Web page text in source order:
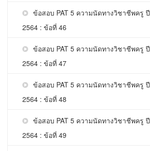
ข้อสอบ PAT 5 ความนัดทางวิชาชีพครู ปี
2564 : ข้อที่ 46
ข้อสอบ PAT 5 ความนัดทางวิชาชีพครู ปี
2564 : ข้อที่ 47
ข้อสอบ PAT 5 ความนัดทางวิชาชีพครู ปี
2564 : ข้อที่ 48
ข้อสอบ PAT 5 ความนัดทางวิชาชีพครู ปี
2564 : ข้อที่ 49